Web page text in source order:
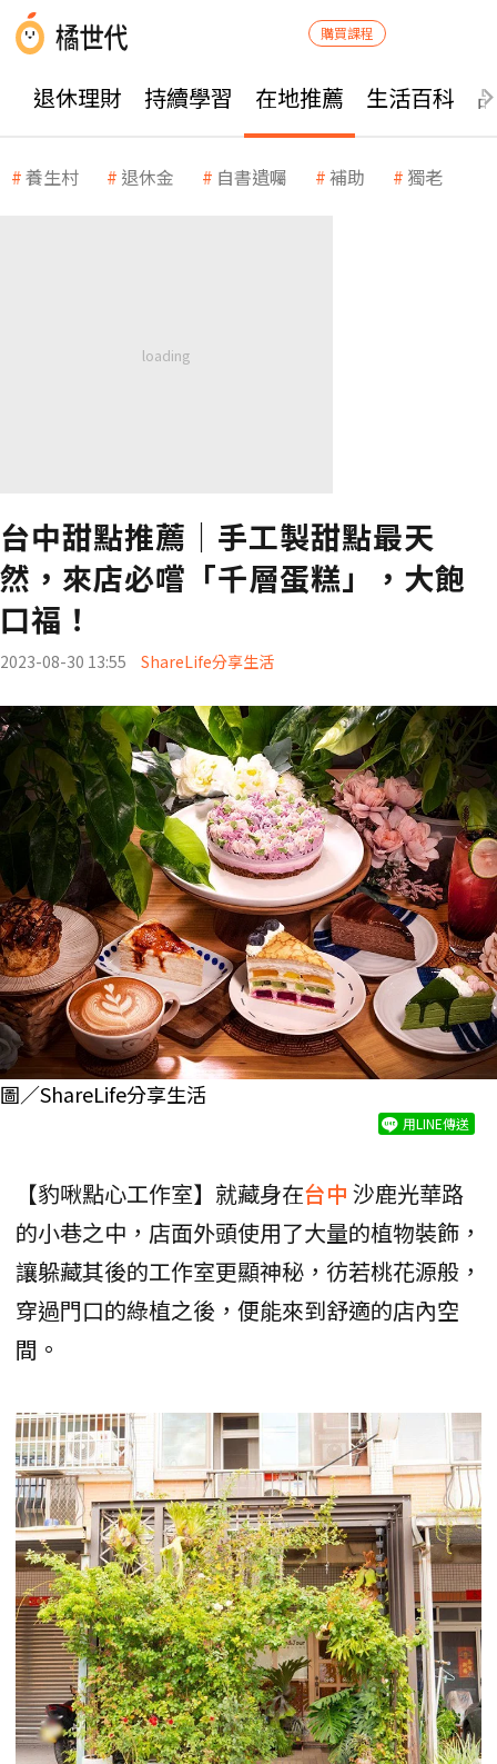
購買課程
退休理財 持續學習 在地推薦 生活百科
養生村 退休金 自書遺囑 補助 獨老
台中甜點推薦｜手工製甜點最天
然，來店必嚐「千層蛋糕」，大飽
口福！
2023-08-30 13:55 ShareLife分享生活
圖／ShareLife分享生活
用LINE傳送
【豹啾點心工作室】就藏身在台中 沙鹿光華路
的小巷之中，店面外頭使用了大量的植物裝飾，
讓躲藏其後的工作室更顯神秘，彷若桃花源般，
穿過門口的綠植之後，便能來到舒適的店內空
間。